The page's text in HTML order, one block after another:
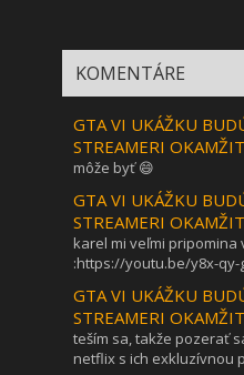
KOMENTÁRE
GTA VI UKÁŽKU
STREAMERI
môže byť 😄
GTA VI UKÁŽKU
STREAMERI
karel mi veľmi pripomina
:https://youtu.be/y8x-qy-
GTA VI UKÁŽKU
STREAMERI
teším sa, takže pozerať
netflix s ich exkluzívnou